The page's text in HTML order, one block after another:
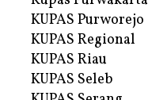
KUPAS Purworejo
KUPAS Regional
KUPAS Riau
KUPAS Seleb